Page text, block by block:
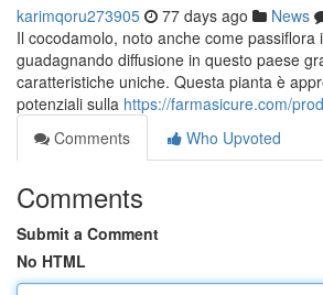
karimqoru273905 77 days ago News
Il cocodamolo, noto anche come passiflora
guadagnando diffusione in questo paese
caratteristiche uniche. Questa pianta è
potenziali sulla https://farmasicure.com/
Comments
Who Upvoted
Comments
Submit a Comment
No HTML